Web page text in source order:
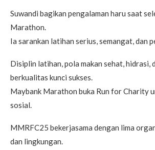
Suwandi bagikan pengalaman haru saat
Marathon.
Ia sarankan latihan serius, semangat, dan
Disiplin latihan, pola makan sehat, hidrasi,
berkualitas kunci sukses.
Maybank Marathon buka Run for Charity
sosial.
MMRFC25 bekerjasama dengan lima
dan lingkungan.